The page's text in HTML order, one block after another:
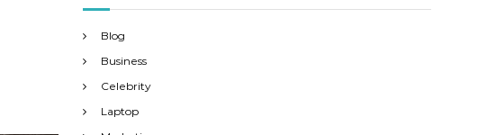
Blog
Business
Celebrity
Laptop